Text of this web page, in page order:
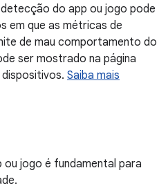
do app ou jogo pode
em que as métricas de
de mau comportamento do
ser mostrado na página
Saiba mais
jogo é fundamental para